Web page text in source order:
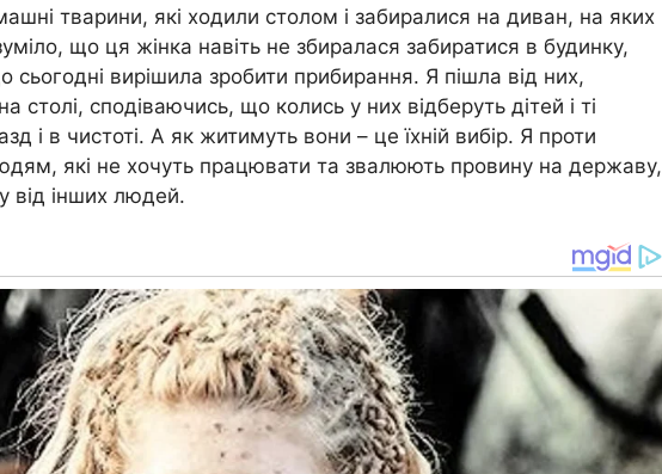
тварини, які ходили столом і забиралися на диван, на яких
що ця жінка навіть не збиралася забиратися в будинку,
сьогодні вирішила зробити прибирання. Я пішла від них,
столі, сподіваючись, що колись у них відберуть дітей і ті
і в чистоті. А як житимуть вони – це їхній вибір. Я проти
які не хочуть працювати та звалюють провину на державу,
від інших людей.